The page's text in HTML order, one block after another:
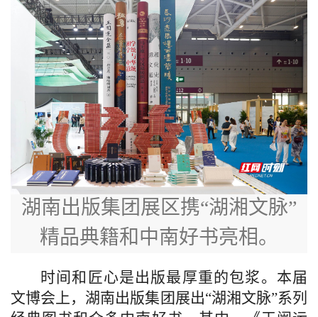
湖南出版集团展区携“湖湘文脉”
精品典籍和中南好书亮相。
时间和匠心是出版最厚重的包浆。本届
文博会上，湖南出版集团展出“湖湘文脉”系列